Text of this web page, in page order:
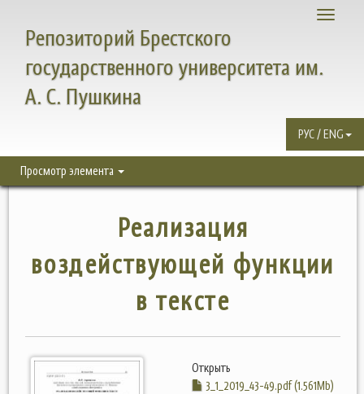
Toggle
Репозиторий Брестского
государственного университета им.
А. С. Пушкина
РУС / ENG
Просмотр элемента
Реализация
воздействующей функции
в тексте
Открыть
3_1_2019_43-49.pdf (1.561Mb)